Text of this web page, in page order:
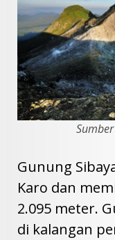
Gunung
Karo dan
2.095 meter.
di kalangan